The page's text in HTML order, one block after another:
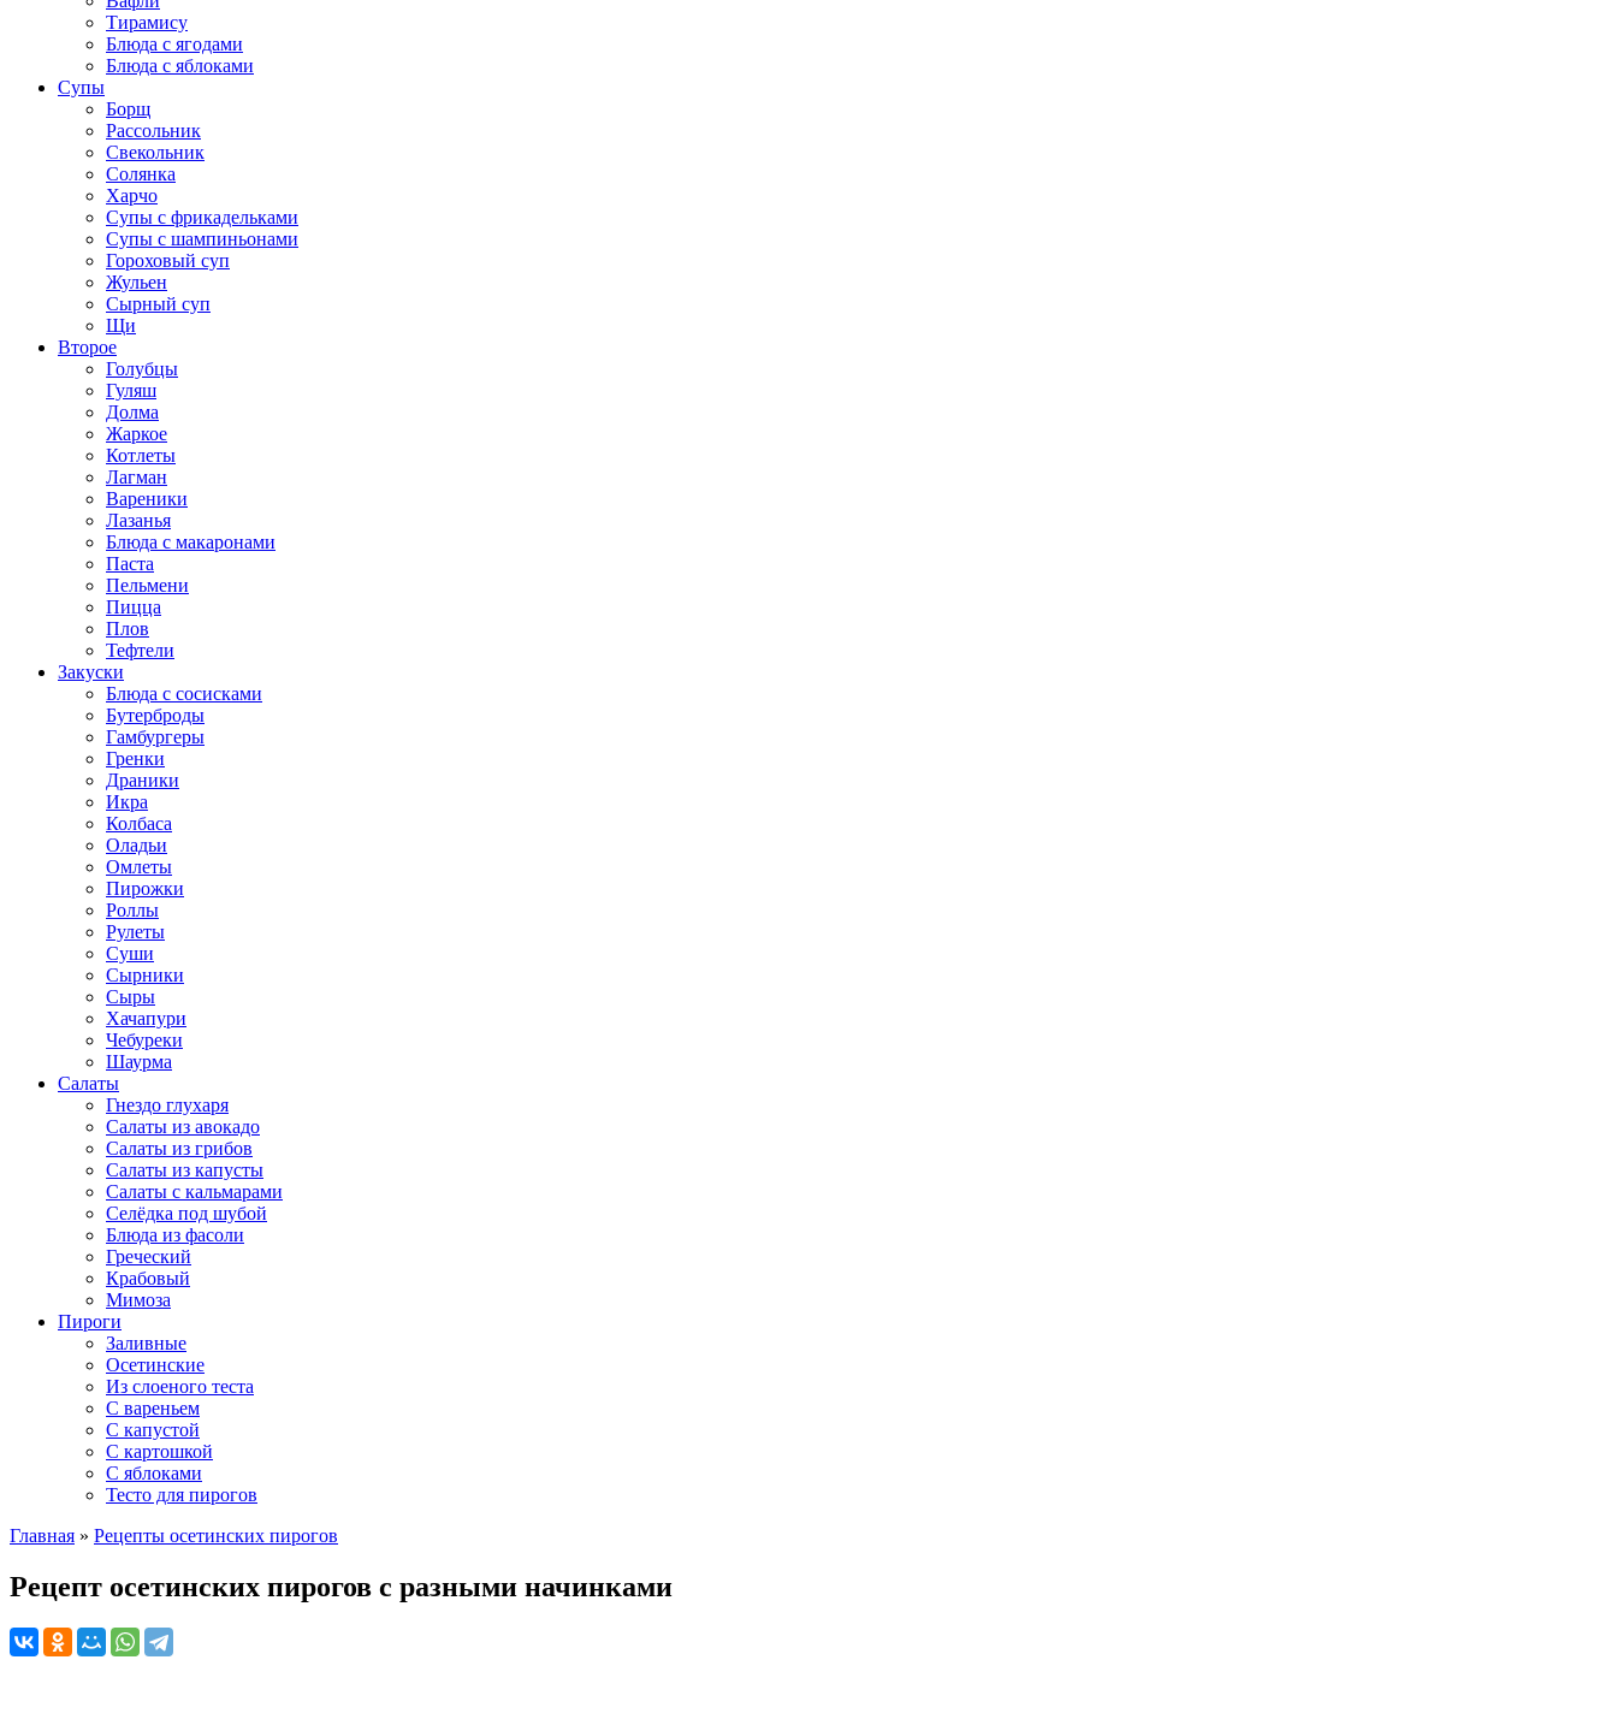
Тирамису
Блюда с ягодами
Блюда с яблоками
Супы
Борщ
Рассольник
Свекольник
Солянка
Харчо
Супы с фрикадельками
Супы с шампиньонами
Гороховый суп
Жульен
Сырный суп
Щи
Второе
Голубцы
Гуляш
Долма
Жаркое
Котлеты
Лагман
Вареники
Лазанья
Блюда с макаронами
Паста
Пельмени
Пицца
Плов
Тефтели
Закуски
Блюда с сосисками
Бутерброды
Гамбургеры
Гренки
Драники
Икра
Колбаса
Оладьи
Омлеты
Пирожки
Роллы
Рулеты
Суши
Сырники
Сыры
Хачапури
Чебуреки
Шаурма
Салаты
Гнездо глухаря
Салаты из авокадо
Салаты из грибов
Салаты из капусты
Салаты с кальмарами
Селёдка под шубой
Блюда из фасоли
Греческий
Крабовый
Мимоза
Пироги
Заливные
Осетинские
Из слоеного теста
С вареньем
С капустой
С картошкой
С яблоками
Тесто для пирогов
Главная » Рецепты осетинских пирогов
Рецепт осетинских пирогов с разными начинками